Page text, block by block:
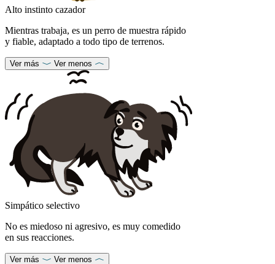
Alto instinto cazador
Mientras trabaja, es un perro de muestra rápido
y fiable, adaptado a todo tipo de terrenos.
Ver más Ver menos
Simpático selectivo
No es miedoso ni agresivo, es muy comedido
en sus reacciones.
Ver más Ver menos